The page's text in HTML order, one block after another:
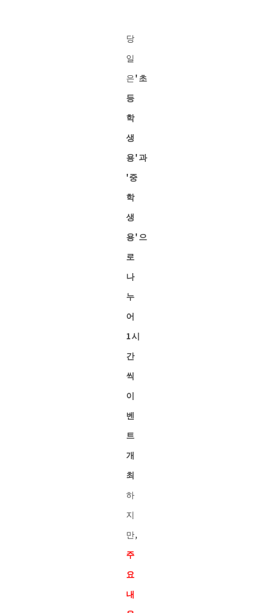
당
일
은'초
등
학
생
용'과
'중
학
생
용'으
로
나
누
어
1시
간
씩
이
벤
트
개
최
하
지
만,
주
요
내